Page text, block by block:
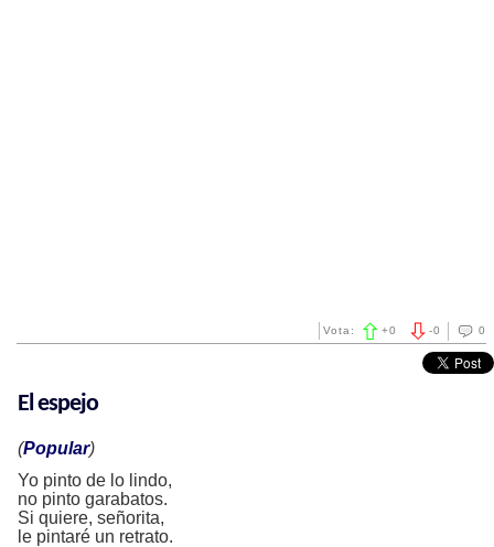
0
-0
Vota: +0
El espejo
(Popular)
Yo pinto de lo lindo,
no pinto garabatos.
Si quiere, señorita,
le pintaré un retrato.